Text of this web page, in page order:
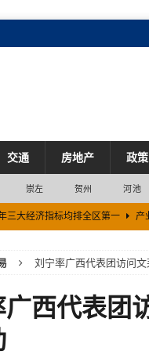
交通 房地产 政策
崇左 贺州 河池
三大经济指标均排全区第一
产
市场
刘宁率广西代表团访问
西代表团